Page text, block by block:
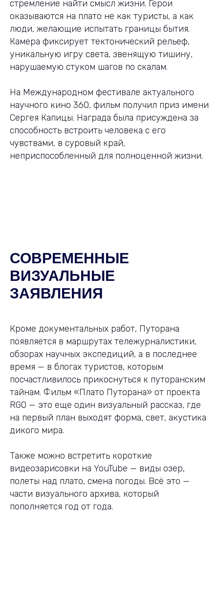
стремление найти смысл жизни. Герои
оказываются на плато не как туристы, а как
люди, желающие испытать границы бытия.
Камера фиксирует тектонический рельеф,
уникальную игру света, звенящую тишину,
нарушаемую стуком шагов по скалам.
На Международном фестивале актуального
научного кино 360, фильм получил приз имени
Сергея Капицы. Награда была присуждена за
способность встроить человека с его
чувствами, в суровый край,
неприспособленный для полноценной жизни.
СОВРЕМЕННЫЕ
ВИЗУАЛЬНЫЕ
ЗАЯВЛЕНИЯ
Кроме документальных работ, Путорана
появляется в маршрутах тележурналистики,
обзорах научных экспедиций, а в последнее
время — в блогах туристов, которым
посчастливилось прикоснуться к путоранским
тайнам. Фильм «Плато Путорана» от проекта
RGO — это еще один визуальный рассказ, где
на первый план выходят форма, свет, акустика
дикого мира.
Также можно встретить короткие
видеозарисовки на YouTube — виды озер,
полеты над плато, смена погоды. Всё это —
части визуального архива, который
пополняется год от года.